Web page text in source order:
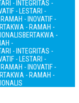
- INTEGRITAS -
- LESTARI -
- INOVATIF -
- RAMAH -
BERTAKWA -
-
- INTEGRITAS -
- LESTARI -
- INOVATIF -
- RAMAH -